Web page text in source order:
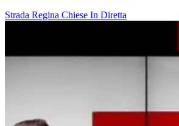
Strada Regina Chiese In Diretta